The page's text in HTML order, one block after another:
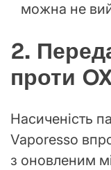
можна не
2.
проти
Насиченість
Vaporesso
з оновленим